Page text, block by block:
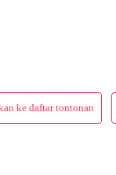
ke daftar tontonan